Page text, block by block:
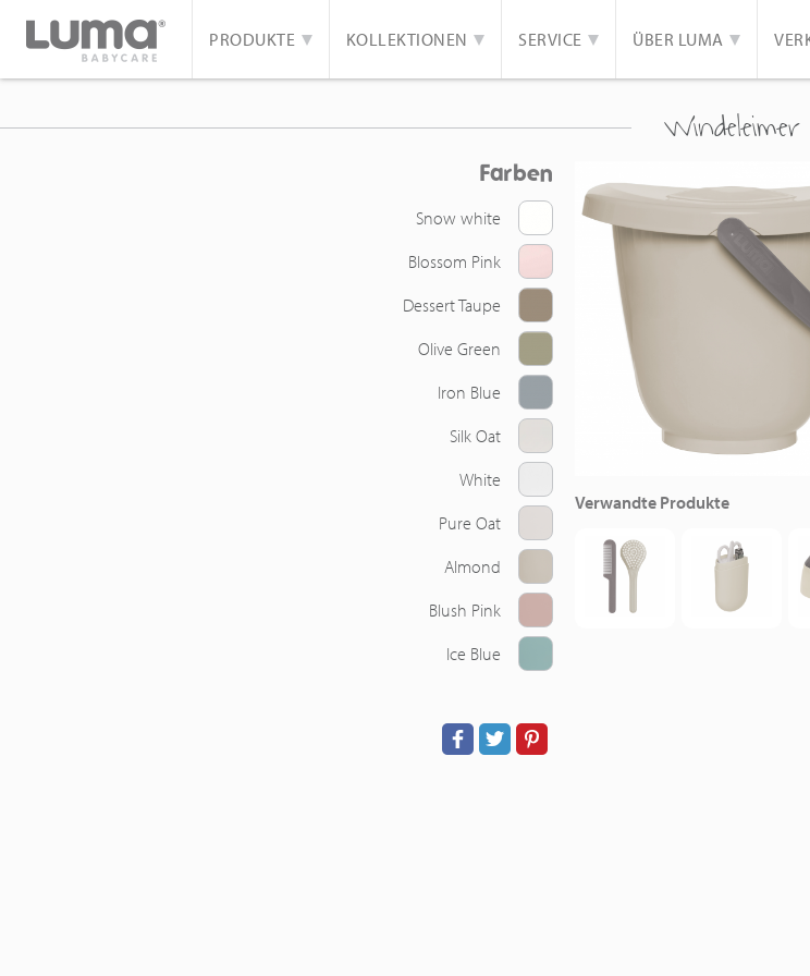
PRODUKTE KOLLEKTIONEN SERVICE ÜBER LUMA
Windeleimer
Farben
Snow white
Blossom Pink
Dessert Taupe
Olive Green
Iron Blue
Silk Oat
White
Pure Oat
Almond
Blush Pink
Ice Blue
Verwandte Produkte